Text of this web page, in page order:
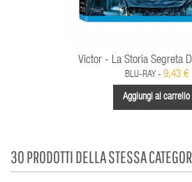
Victor - La Storia Segreta
BLU-RAY - 9,43 €
Aggiungi al carrello
30 PRODOTTI DELLA STESSA